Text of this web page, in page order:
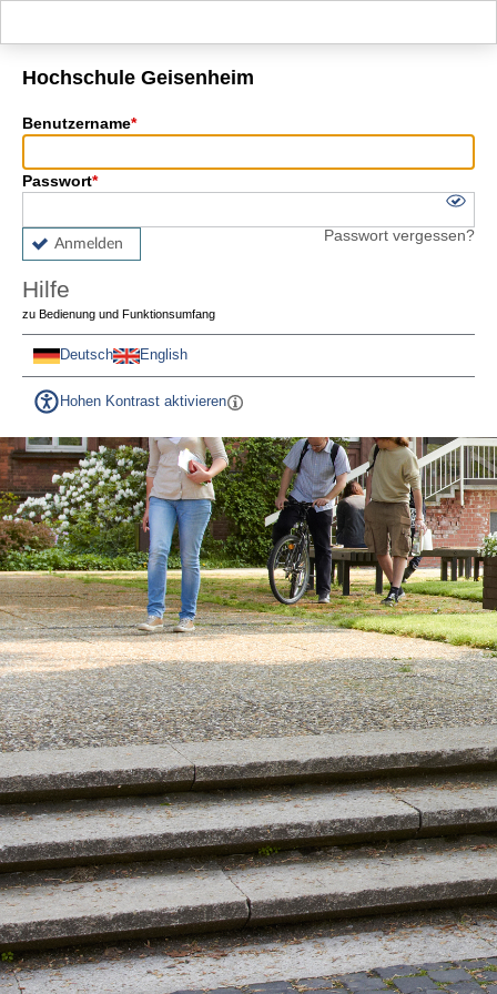
Hauptnavigation
Fußzeile
Hochschule Geisenheim
Benutzername
Passwort
Anmelden Passwort vergessen?
Hilfe
zu Bedienung und Funktionsumfang
Deutsch English
Hohen Kontrast aktivieren